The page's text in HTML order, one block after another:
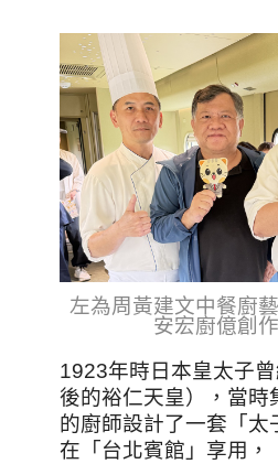
左為周黃建文中餐廚
安宏廚億創
1923年時日本皇太子
後的裕仁天皇），當時
的廚師設計了一套「太
在「台北賓館」享用，